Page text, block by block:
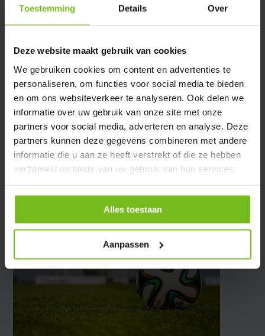
Toestemming Details Over
Deze website maakt gebruik van cookies
We gebruiken cookies om content en advertenties te
personaliseren, om functies voor social media te bieden
en om ons websiteverkeer te analyseren. Ook delen we
informatie over uw gebruik van onze site met onze
partners voor social media, adverteren en analyse. Deze
partners kunnen deze gegevens combineren met andere
informatie die u aan ze heeft verstrekt of die ze hebben
verzameld op basis van uw gebruik van hun services.
Alles toestaan
Aanpassen
Verstuur email
Description du produit
Spécifications
Partager